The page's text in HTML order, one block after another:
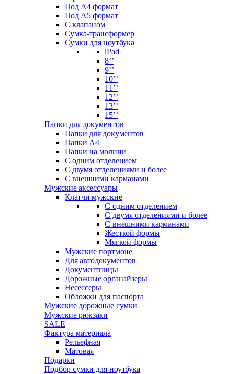
Под А4 формат
Под А5 формат
С клапаном
Сумка-трансформер
Сумки для ноутбука
iPad
8’’
9’’
10’’
11’’
12’’
13’’
15’’
Папки для документов
Папки для документов
Папки А4
Папки на молнии
С одним отделением
С двумя отделениями и более
С внешними карманами
Мужские аксессуары
Клатчи мужские
С одним отделением
С двумя отделениями и более
С внешними карманами
Жесткой формы
Мягкой формы
Мужские портмоне
Для автодокументов
Документницы
Дорожные органайзеры
Несессеры
Обложки для паспорта
Мужские дорожные сумки
Мужские рюкзаки
SALE
Фактура материала
Рельефная
Матовая
Подарки
Подбор сумки для ноутбука